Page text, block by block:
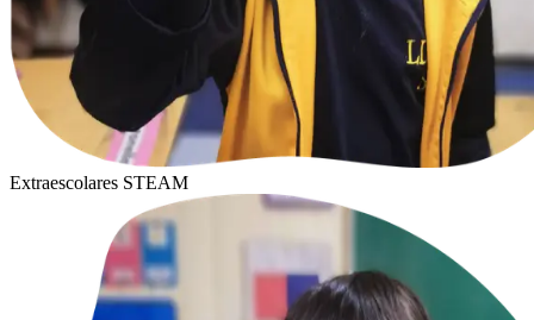
Extraescolares STEAM